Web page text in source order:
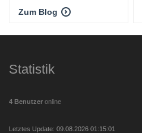
Zum Blog
Statistik
4 Benutzer online
Letztes Update: 09.08.2026 01:15:01